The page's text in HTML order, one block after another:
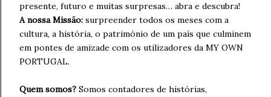
presente, futuro e muitas surpresas… abra e descubra!
A nossa Missão: surpreender todos os meses com a
cultura, a história, o património de um país que culminem
em pontes de amizade com os utilizadores da MY OWN
PORTUGAL.
Quem somos? Somos contadores de histórias,